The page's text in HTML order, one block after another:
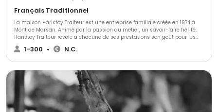
Français Traditionnel
La maison Haristoy Traiteur est une entreprise familiale créée en 1974 à
Mont de Marsan. Animé par la passion du métier, un savoir-faire hérité,
Haristoy Traiteur révèle à chacune de ses prestations son goût pour les
bonnes choses et son envie de les faire partager avec professionnalisme
et générosité.
1-300 • N.C.